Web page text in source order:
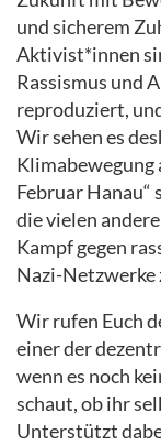
und sicherem
Aktivist*innen
Rassismus und
reproduziert,
Wir sehen es
Klimabewegung
Februar
die vielen
Kampf gegen
Nazi-Netzwerke
Wir rufen Euch
einer der
wenn es noch
schaut, ob ihr
Unterstützt